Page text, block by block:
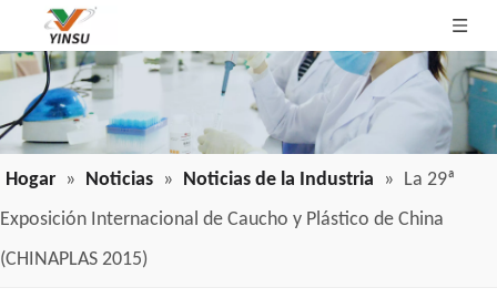
Hogar » Noticias » Noticias de la Industria » La 29ª
Exposición Internacional de Caucho y Plástico de China
(CHINAPLAS 2015)